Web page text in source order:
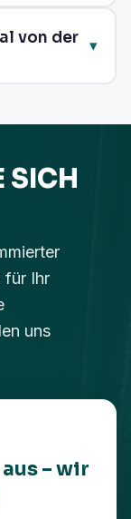
Zum
als
ihre Marke
auf
von der
▾
nur in
– je nach
Antworten
SICH
für Ihr
uns
– wir